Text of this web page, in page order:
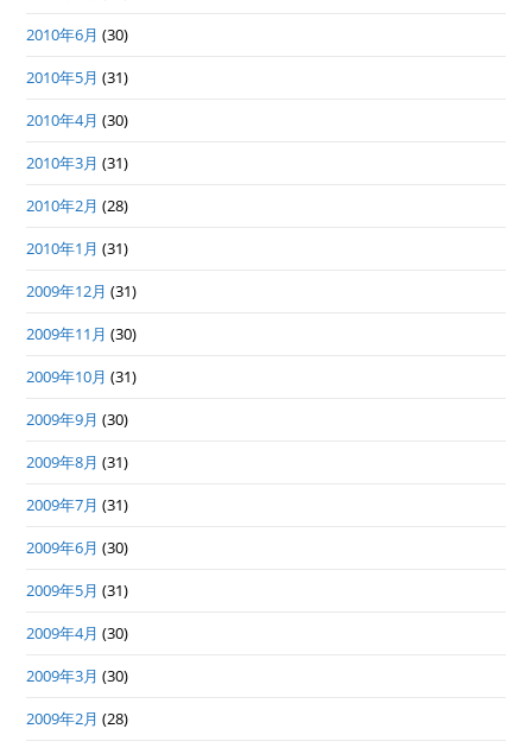
2010年6月 (30)
2010年5月 (31)
2010年4月 (30)
2010年3月 (31)
2010年2月 (28)
2010年1月 (31)
2009年12月 (31)
2009年11月 (30)
2009年10月 (31)
2009年9月 (30)
2009年8月 (31)
2009年7月 (31)
2009年6月 (30)
2009年5月 (31)
2009年4月 (30)
2009年3月 (30)
2009年2月 (28)